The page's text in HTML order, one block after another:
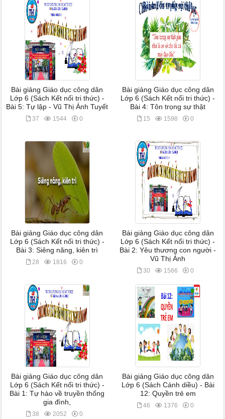
Bài giảng Giáo dục công dân
Lớp 6 (Sách Kết nối tri thức) -
Bài 5: Tự lập - Vũ Thị Ánh Tuyết
37 1544 0
Bài giảng Giáo dục công dân
Lớp 6 (Sách Kết nối tri thức) -
Bài 4: Tôn trọng sự thật
15 1598 0
Bài giảng Giáo dục công dân
Lớp 6 (Sách Kết nối tri thức) -
Bài 3: Siêng năng, kiên trì
28 1816 0
Bài giảng Giáo dục công dân
Lớp 6 (Sách Kết nối tri thức) -
Bài 2: Yêu thương con người -
Vũ Thị Ánh
30 1566 0
Bài giảng Giáo dục công dân
Lớp 6 (Sách Kết nối tri thức) -
Bài 1: Tự hào về truyền thống
gia đình,
38 2052 0
Bài giảng Giáo dục công dân
Lớp 6 (Sách Cánh diều) - Bài
12: Quyền trẻ em
46 1376 0